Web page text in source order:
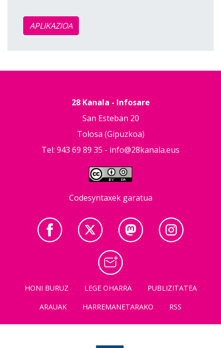
APLIKAZIOA
28 Kanala - Infosare
San Esteban 20
Tolosa (Gipuzkoa)
Tel: 943 69 89 35 - info@28kanala.eus
Codesyntaxek garatua
HONI BURUZ LEGE OHARRA
PUBLIZITATEA
ARAUAK
HARREMANETARAKO RSS